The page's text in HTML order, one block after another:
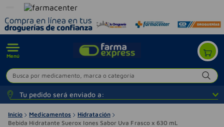
Menú
Busca por medicamento, marca o categoría
Tu pedido será enviado a:
Inicio Medicamentos
Hidratación
Bebida Hidratante Suerox Iones Sabor Uva Frasco x 630 mL